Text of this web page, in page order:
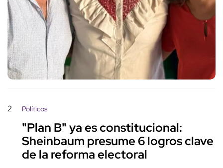
2 Políticos
"Plan B" ya es constitucional:
Sheinbaum presume 6 logros clave
de la reforma electoral